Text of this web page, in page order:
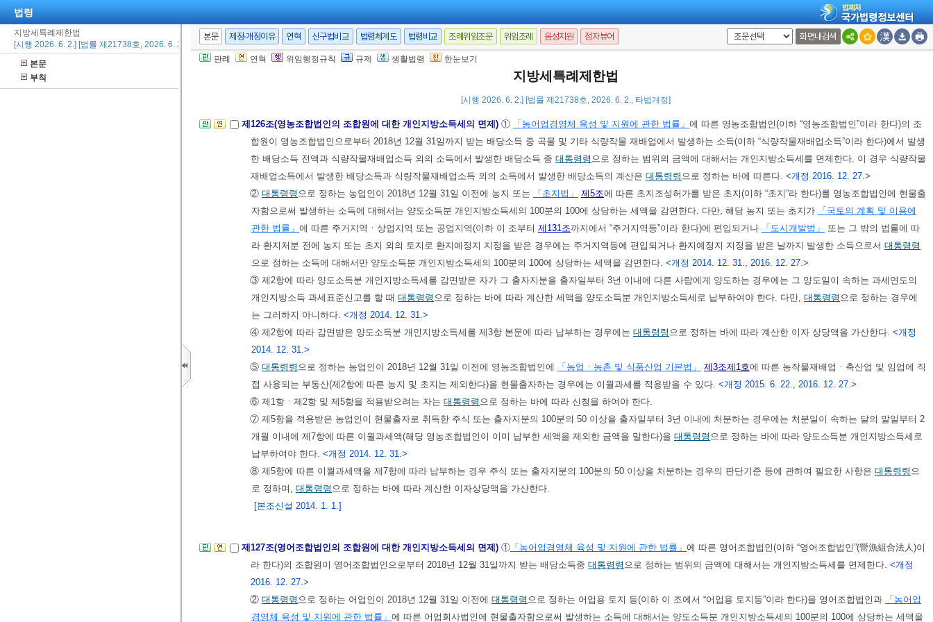
법령
지방세특례제한법
[시행 2026. 6. 2.] [법률 제21738호, 2026. 6. 2., 타법개정]
본문
부칙
본문 제정·개정이유 연혁 신구법비교 법령체계도 법령비교 조례위임조문 위임조례 음성지원 점자뷰어 화면내검색
판례 연혁 위임행정규칙 규제 생활법령 한눈보기
지방세특례제한법
[시행 2026. 6. 2.] [법률 제21738호, 2026. 6. 2., 타법개정]
으로 정하는 농공단지에 입주하여 농어촌소득원개발사업을 하는 내국인
2. 2018년 12월 31일까지 「지역중소기업 육성 및 혁신촉진 등에 관한 법률」 제23조에 따른 중소기업특별지원지역으로서대통령령으로 정하는 지역에 입주하여 사업을
하는 중소기업
② 제1항을 적용받으려는 자는 대통령령으로 정하는 바에 따라 세액감면신청을 하여야 한다.
제126조(영농조합법인의 조합원에 대한 개인지방소득세의 면제) ① 「농어업경영체 육성 및 지원에 관한 법률」 에 따른 영농조합법인(이하 “영농조합법인”이라 한다)의 조
합원이 영농조합법인으로부터 2018년 12월 31일까지 받는 배당소득 중 곡물 및 기타 식량작물 재배업에서 발생하는 소득(이하 “식량작물재배업소득”이라 한다)에서 발생
한 배당소득 전액과 식량작물재배업소득 외의 소득에서 발생한 배당소득 중 대통령령 으로 정하는 범위의 금액에 대해서는 개인지방소득세를 면제한다. 이 경우 식량작물
재배업소득에서 발생한 배당소득과 식량작물재배업소득 외의 소득에서 발생한 배당소득의 계산은 대통령령 으로 정하는 바에 따른다. <개정 2016. 12. 27.>
② 대통령령 으로 정하는 농업인이 2018년 12월 31일 이전에 농지 또는 「초지법」 제5조에 따른 초지조성허가를 받은 초지(이하 “초지”라 한다)를 영농조합법인에 현물출
자함으로써 발생하는 소득에 대해서는 양도소득분 개인지방소득세의 100분의 100에 상당하는 세액을 감면한다. 다만, 해당 농지 또는 초지가
「국토의 계획 및 이용에
관한 법률」 에 따른 주거지역ㆍ상업지역 또는 공업지역(이하 이 조부터 제131조까지에서 “주거지역등”이라 한다)에 편입되거나 「도시개발법」
또는 그 밖의 법률에 따
라 환지처분 전에 농지 또는 초지 외의 토지로 환지예정지 지정을 받은 경우에는 주거지역등에 편입되거나 환지예정지 지정을 받은 날까지 발생한 소득으로서 대통령령
으로 정하는 소득에 대해서만 양도소득분 개인지방소득세의 100분의 100에 상당하는 세액을 감면한다. <개정 2014. 12. 31., 2016. 12. 27.>
③ 제2항에 따라 양도소득분 개인지방소득세를 감면받은 자가 그 출자지분을 출자일부터 3년 이내에 다른 사람에게 양도하는 경우에는 그 양도일이 속하는 과세연도의
개인지방소득 과세표준신고를 할 때 대통령령 으로 정하는 바에 따라 계산한 세액을 양도소득분 개인지방소득세로 납부하여야 한다. 다만, 대통령령 으로 정하는 경우에
는 그러하지 아니하다. <개정 2014. 12. 31.>
④ 제2항에 따라 감면받은 양도소득분 개인지방소득세를 제3항 본문에 따라 납부하는 경우에는 대통령령 으로 정하는 바에 따라 계산한 이자 상당액을 가산한다. <개정
2014. 12. 31.>
⑤ 대통령령 으로 정하는 농업인이 2018년 12월 31일 이전에 영농조합법인에 「농업ㆍ농촌 및 식품산업 기본법」 제3조제1호에 따른 농작물재배업ㆍ축산업 및 임업에 직
접 사용되는 부동산(제2항에 따른 농지 및 초지는 제외한다)을 현물출자하는 경우에는 이월과세를 적용받을 수 있다. <개정 2015. 6. 22., 2016. 12. 27.>
⑥ 제1항ㆍ제2항 및 제5항을 적용받으려는 자는 대통령령 으로 정하는 바에 따라 신청을 하여야 한다.
⑦ 제5항을 적용받은 농업인이 현물출자로 취득한 주식 또는 출자지분의 100분의 50 이상을 출자일부터 3년 이내에 처분하는 경우에는 처분일이 속하는 달의 말일부터 2
개월 이내에 제7항에 따른 이월과세액(해당 영농조합법인이 이미 납부한 세액을 제외한 금액을 말한다)을 대통령령 으로 정하는 바에 따라 양도소득분 개인지방소득세로
납부하여야 한다. <개정 2014. 12. 31.>
⑧ 제5항에 따른 이월과세액을 제7항에 따라 납부하는 경우 주식 또는 출자지분의 100분의 50 이상을 처분하는 경우의 판단기준 등에 관하여 필요한 사항은 대통령령 으
로 정하며, 대통령령 으로 정하는 바에 따라 계산한 이자상당액을 가산한다.
[본조신설 2014. 1. 1.]
제127조(영어조합법인의 조합원에 대한 개인지방소득세의 면제) ① 「농어업경영체 육성 및 지원에 관한 법률」 에 따른 영어조합법인(이하 “영어조합법인”(營漁組合法人)이
라 한다)의 조합원이 영어조합법인으로부터 2018년 12월 31일까지 받는 배당소득중 대통령령 으로 정하는 범위의 금액에 대해서는 개인지방소득세를 면제한다. <개정
2016. 12. 27.>
② 대통령령 으로 정하는 어업인이 2018년 12월 31일 이전에 대통령령 으로 정하는 어업용 토지 등(이하 이 조에서 “어업용 토지등”이라 한다)을 영어조합법인과
「농어업
경영체 육성 및 지원에 관한 법률」 에 따른 어업회사법인에 현물출자함으로써 발생하는 소득에 대해서는 양도소득분 개인지방소득세의 100분의 100에 상당하는 세액을